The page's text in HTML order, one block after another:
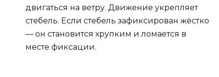
двигаться на ветру. Движение укрепляет
стебель. Если стебель зафиксирован жёстко
— он становится хрупким и ломается в
месте фиксации.